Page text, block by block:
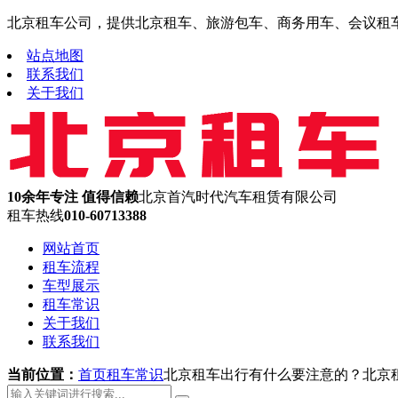
北京租车公司，提供北京租车、旅游包车、商务用车、会议
站点地图
联系我们
关于我们
10余年专注 值得信赖北京首汽时代汽车租赁有限公司
租车热线010-60713388
网站首页
租车流程
车型展示
租车常识
关于我们
联系我们
当前位置： 首页租车常识北京租车出行有什么要注意的？北京